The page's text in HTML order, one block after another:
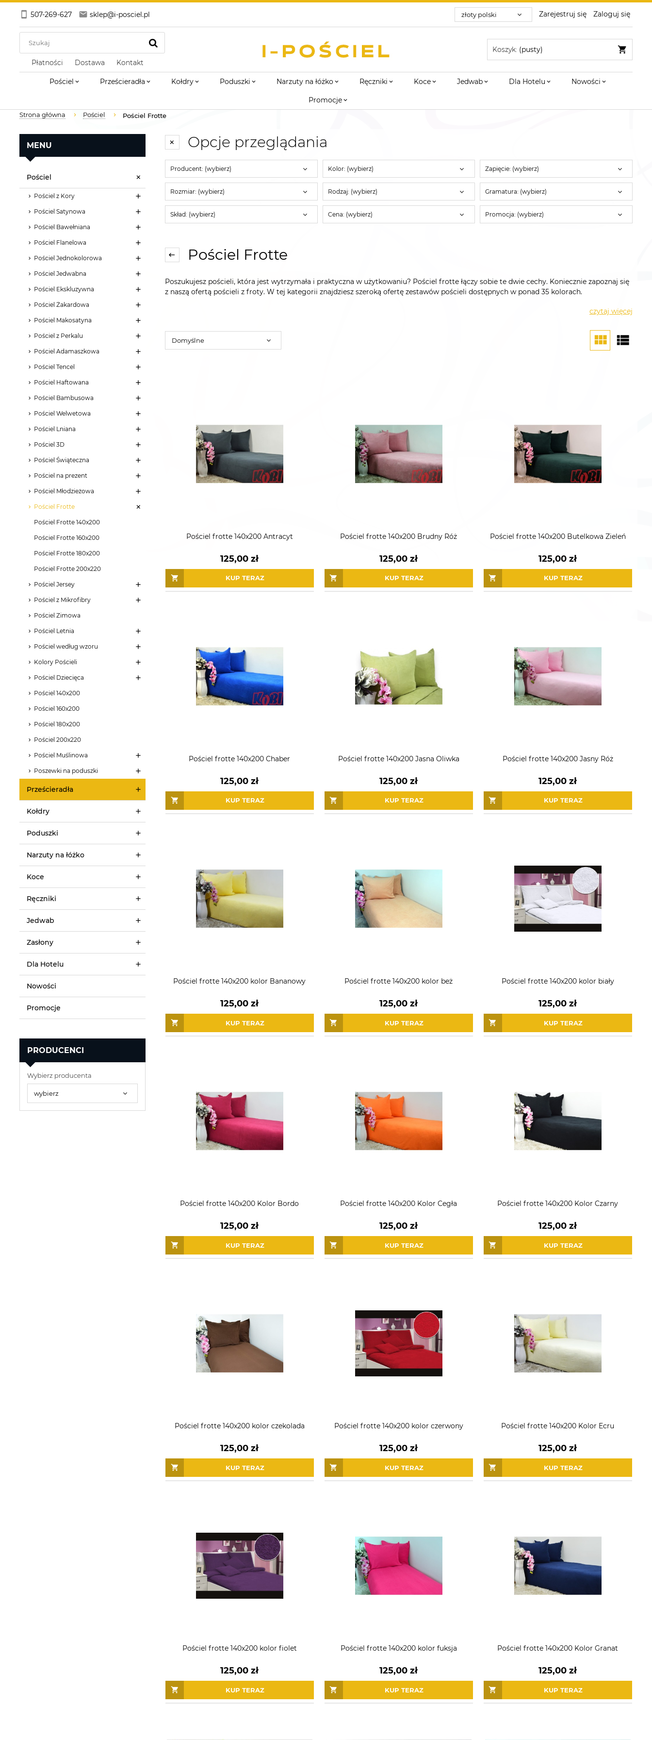
507-269-627 sklep@i-posciel.pl Zarejestruj się Zaloguj się
Koszyk: (pusty)
Płatności
Dostawa Kontakt
Pościel Prześcieradła Kołdry Poduszki Narzuty na łóżko Ręczniki Koce Jedwab Dla Hotelu Nowości
Promocje
Strona główna Pościel Pościel Frotte
MENU
Pościel
Pościel z Kory
Pościel Satynowa
Pościel Bawełniana
Pościel Flanelowa
Pościel Jednokolorowa
Pościel Jedwabna
Pościel Ekskluzywna
Pościel Żakardowa
Pościel Makosatyna
Pościel z Perkalu
Pościel Adamaszkowa
Pościel Tencel
Pościel Haftowana
Pościel Bambusowa
Pościel Welwetowa
Pościel Lniana
Pościel 3D
Pościel Świąteczna
Pościel na prezent
Pościel Młodzieżowa
Pościel Frotte
Pościel Frotte 140x200
Pościel Frotte 160x200
Pościel Frotte 180x200
Pościel Frotte 200x220
Pościel Jersey
Pościel z Mikrofibry
Pościel Zimowa
Pościel Letnia
Pościel według wzoru
Kolory Pościeli
Pościel Dziecięca
Pościel 140x200
Pościel 160x200
Pościel 180x200
Pościel 200x220
Pościel Muślinowa
Poszewki na poduszki
Prześcieradła
Kołdry
Poduszki
Narzuty na łóżko
Koce
Ręczniki
Jedwab
Zasłony
Dla Hotelu
Nowości
Promocje
PRODUCENCI
Wybierz producenta
Opcje przeglądania
Producent: (wybierz) Kolor: (wybierz) Zapięcie: (wybierz)
Rozmiar: (wybierz) Rodzaj: (wybierz) Gramatura: (wybierz)
Skład: (wybierz) Cena: (wybierz) Promocja: (wybierz)
Pościel Frotte
Poszukujesz pościeli, która jest wytrzymała i praktyczna w użytkowaniu? Pościel frotte łączy sobie te dwie cechy. Koniecznie zapoznaj się
z naszą ofertą pościeli z froty. W tej kategorii znajdziesz szeroką ofertę zestawów pościeli dostępnych w ponad 35 kolorach.
czytaj więcej
Pościel frotte 140x200 Antracyt
125,00 zł
KUP TERAZ
Pościel frotte 140x200 Brudny Róż
125,00 zł
KUP TERAZ
Pościel frotte 140x200 Butelkowa Zieleń
125,00 zł
KUP TERAZ
Pościel frotte 140x200 Chaber
125,00 zł
KUP TERAZ
Pościel frotte 140x200 Jasna Oliwka
125,00 zł
KUP TERAZ
Pościel frotte 140x200 Jasny Róż
125,00 zł
KUP TERAZ
Pościel frotte 140x200 kolor Bananowy
125,00 zł
KUP TERAZ
Pościel frotte 140x200 kolor beż
125,00 zł
KUP TERAZ
Pościel frotte 140x200 kolor biały
125,00 zł
KUP TERAZ
Pościel frotte 140x200 Kolor Bordo
125,00 zł
KUP TERAZ
Pościel frotte 140x200 Kolor Cegła
125,00 zł
KUP TERAZ
Pościel frotte 140x200 Kolor Czarny
125,00 zł
KUP TERAZ
Pościel frotte 140x200 kolor czekolada
125,00 zł
KUP TERAZ
Pościel frotte 140x200 kolor czerwony
125,00 zł
KUP TERAZ
Pościel frotte 140x200 Kolor Ecru
125,00 zł
KUP TERAZ
Pościel frotte 140x200 kolor fiolet
125,00 zł
KUP TERAZ
Pościel frotte 140x200 kolor fuksja
125,00 zł
KUP TERAZ
Pościel frotte 140x200 Kolor Granat
125,00 zł
KUP TERAZ